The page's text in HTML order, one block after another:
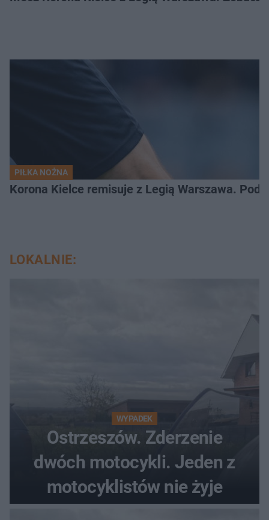
PIŁKA NOŻNA
Korona Kielce remisuje z Legią Warszawa.
LOKALNIE:
WYPADEK
Ostrzeszów. Zderzenie
dwóch motocykli. Jeden z
motocyklistów nie żyje